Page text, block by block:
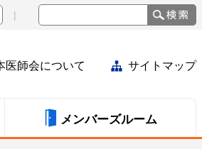
医師会について サイトマップ
メンバーズルーム